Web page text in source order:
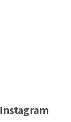
Instagram